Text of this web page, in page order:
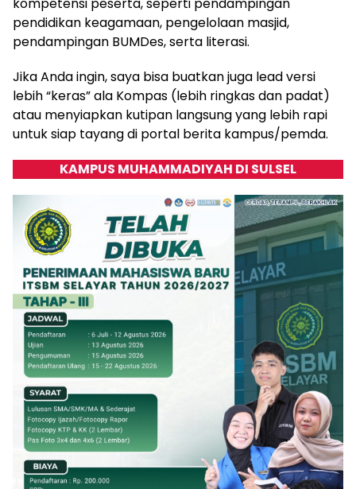
pendidikan keagamaan, pengelolaan masjid,
pendampingan BUMDes, serta literasi.
Jika Anda ingin, saya bisa buatkan juga lead versi
lebih “keras” ala Kompas (lebih ringkas dan padat)
atau menyiapkan kutipan langsung yang lebih rapi
untuk siap tayang di portal berita kampus/pemda.
KAMPUS MUHAMMADIYAH DI SULSEL